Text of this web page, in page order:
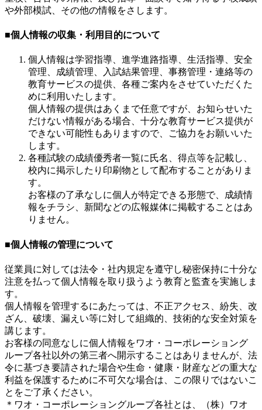
や外部模試、その他の情報をさします。
■個人情報の収集・利用目的について
個人情報は学習指導、進学進路指導、生活指導、安全
管理、成績管理、入試結果管理、事務管理・連絡等の
教育サービスの提供、各種ご案内をさせていただくた
めに利用いたします。
個人情報の提供はあくまで任意ですが、お知らせいた
だけない情報がある場合、十分な教育サービス提供が
できない可能性もありますので、ご協力をお願いいた
します。
各種試験の成績優秀者一覧に氏名、得点等を記載し、
校内に掲示したり印刷物として配布することがありま
す。
お客様の了承なしに個人が特定できる形態で、成績情
報をチラシ、新聞などの広報媒体に掲載することはあ
りません。
■個人情報の管理について
従業員に対しては法令・社内規定を遵守し秘密保持に十分な
注意を払って個人情報を取り扱うよう教育と監査を実施しま
す。
個人情報を管理するにあたっては、不正アクセス、紛失、改
ざん、破壊、漏えい等に対して組織的、技術的な安全対策を
講じます。
お客様の同意なしに個人情報をワオ・コーポレーショング
ループ各社以外の第三者へ開示することはありませんが、法
令に基づき要請された場合や生命・健康・財産などの重大な
利益を保護するために不可欠な場合は、この限りではないこ
とをご了承ください。
＊ワオ・コーポレーショングループ各社とは、（株）ワオ